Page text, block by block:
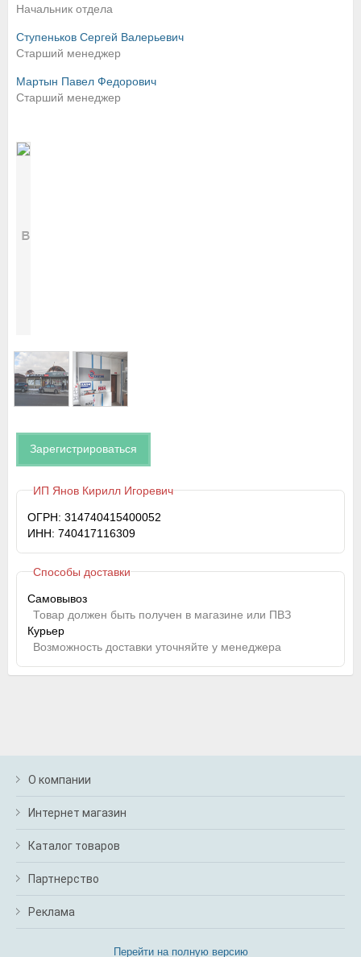
Начальник отдела
Ступеньков Сергей Валерьевич
Старший менеджер
Мартын Павел Федорович
Старший менеджер
Зарегистрироваться
ИП Янов Кирилл Игоревич
ОГРН: 314740415400052
ИНН: 740417116309
Способы доставки
Самовывоз
Товар должен быть получен в магазине или ПВЗ
Курьер
Возможность доставки уточняйте у менеджера
О компании
Интернет магазин
Каталог товаров
Партнерство
Реклама
Перейти на полную версию